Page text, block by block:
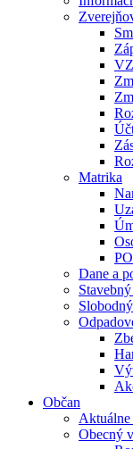
Matrika
Dane a
Občan
Obecný